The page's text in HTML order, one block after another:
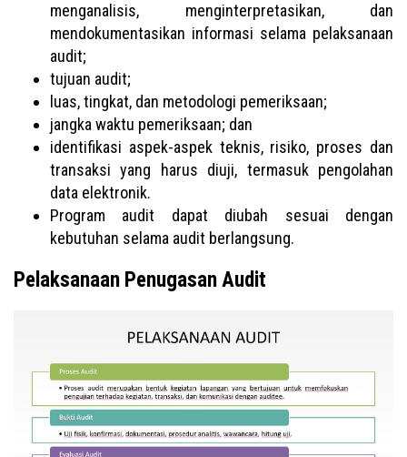
menganalisis, menginterpretasikan, dan
mendokumentasikan informasi selama pelaksanaan
audit;
tujuan audit;
luas, tingkat, dan metodologi pemeriksaan;
jangka waktu pemeriksaan; dan
identifikasi aspek-aspek teknis, risiko, proses dan
transaksi yang harus diuji, termasuk pengolahan
data elektronik.
Program audit dapat diubah sesuai dengan
kebutuhan selama audit berlangsung.
Pelaksanaan Penugasan Audit